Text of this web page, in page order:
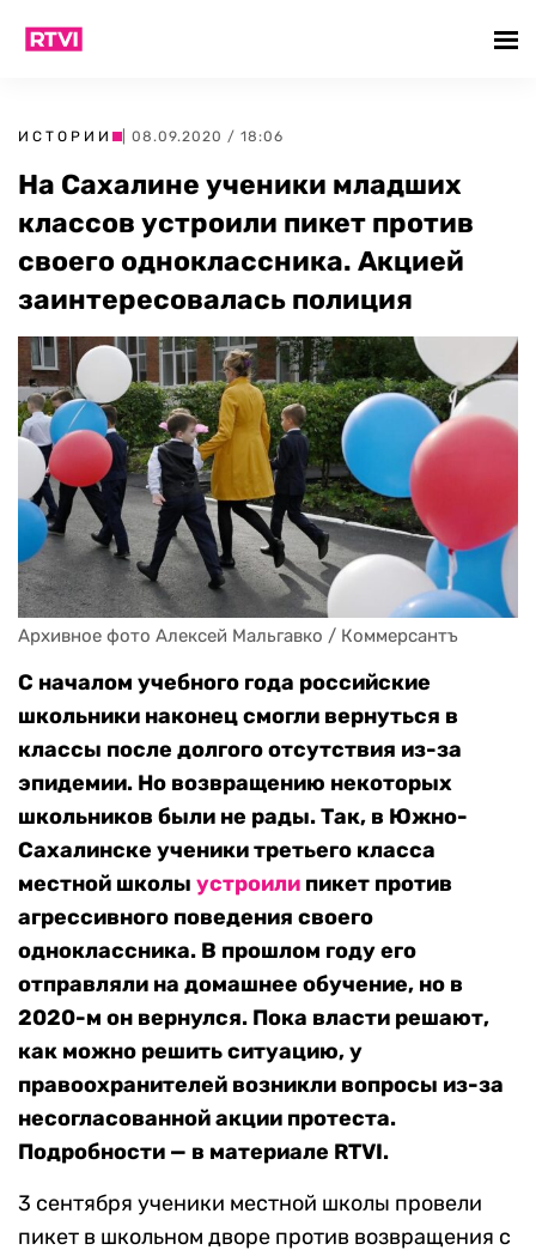
ИСТОРИИ | 08.09.2020 / 18:06
На Сахалине ученики младших
классов устроили пикет против
своего одноклассника. Акцией
заинтересовалась полиция
Архивное фото Алексей Мальгавко / Коммерсантъ
С началом учебного года российские
школьники наконец смогли вернуться в
классы после долгого отсутствия из-за
эпидемии. Но возвращению некоторых
школьников были не рады. Так, в Южно-
Сахалинске ученики третьего класса
местной школы устроили пикет против
агрессивного поведения своего
одноклассника. В прошлом году его
отправляли на домашнее обучение, но в
2020-м он вернулся. Пока власти решают,
как можно решить ситуацию, у
правоохранителей возникли вопросы из-за
несогласованной акции протеста.
Подробности — в материале RTVI.
3 сентября ученики местной школы провели
пикет в школьном дворе против возвращения с